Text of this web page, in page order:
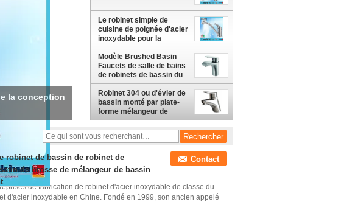
de style
Le robinet simple de
cuisine de poignée d'acier
inoxydable pour la
maison, EN817 a délivré
un certificat
Modèle Brushed Basin
Faucets de salle de bains
de robinets de bassin du
SUS 304 de robinet de
lavabo bas
Robinet 304 ou d'évier de
bassin monté par plate-
forme mélangeur de
moulage solide de silvor
de brosse de robinet du
corps 316
robinet de bassin de robinet de
de brosse de mélangeur de bassin
Contact
de fabrication de robinet d'acier inoxydable de classe du
d'acier inoxydable en Chine. Fondé en 1999, son ancien appelé